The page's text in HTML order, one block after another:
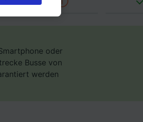
oder
Busse von
werden
bei
Sie
Ihre
gebeten